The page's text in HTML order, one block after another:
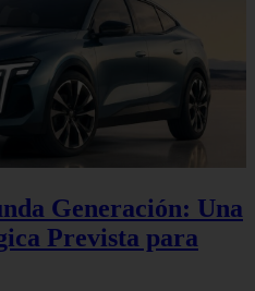
Generación: Una
Prevista para